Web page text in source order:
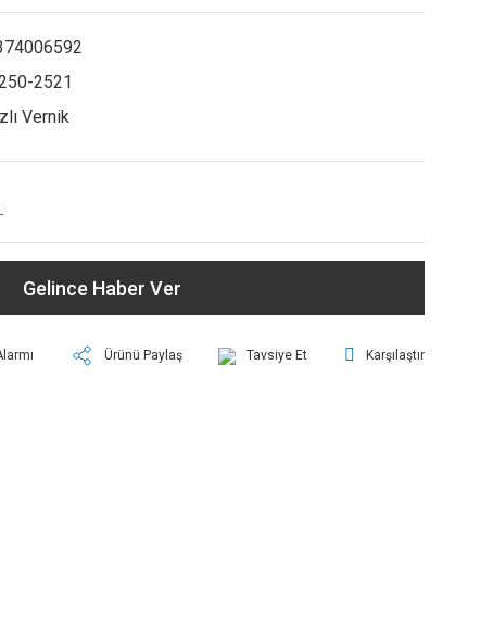
2521
Vernik
Gelince Haber Ver
Ürünü Paylaş Tavsiye Et Karşılaştır